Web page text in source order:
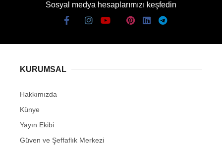
Sosyal medya hesaplarımızı keşfedin
KURUMSAL
Hakkımızda
Künye
Yayın Ekibi
Güven ve Şeffaflık Merkezi